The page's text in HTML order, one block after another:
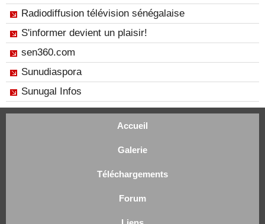
Radiodiffusion télévision sénégalaise
S'informer devient un plaisir!
sen360.com
Sunudiaspora
Sunugal Infos
Accueil
Galerie
Téléchargements
Forum